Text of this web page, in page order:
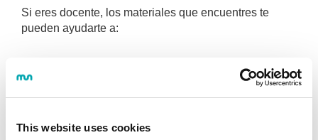
This website uses cookies
Si eres docente, los materiales que encuentres te
pueden ayudarte a:
incluir el programa docente, los temarios,
objetivos pedagógicos, etc.
asignaturas: los materiales suelen incluir